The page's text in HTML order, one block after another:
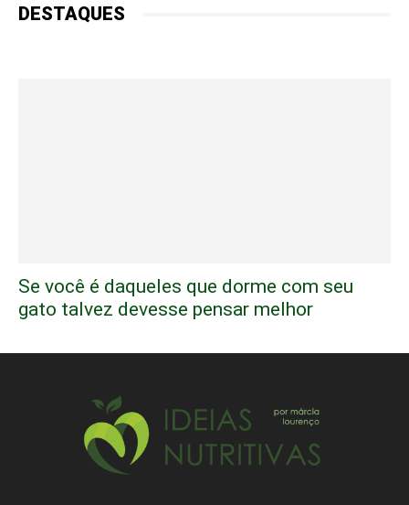
DESTAQUES
Se você é daqueles que dorme com seu
gato talvez devesse pensar melhor